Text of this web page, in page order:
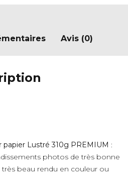
Avis (0)
papier Lustré 310g PREMIUM :
photos de très bonne
beau rendu en couleur ou